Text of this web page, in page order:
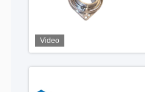
Video